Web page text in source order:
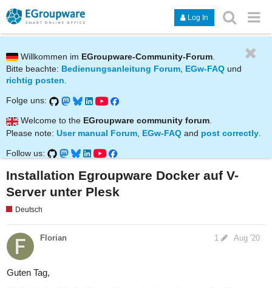
Log In
Willkommen im EGroupware-Community-Forum
Bitte beachte: Bedienungsanleitung Forum, EGw-FAQ und
richtig posten.
Folge uns:
Welcome to the EGroupware community forum.
Please note: User manual Forum EGw-FAQ and post correctly
Follow us:
Installation Egroupware Docker auf V-
Server unter Plesk
Deutsch
Florian Aug '20
1
Guten Tag,